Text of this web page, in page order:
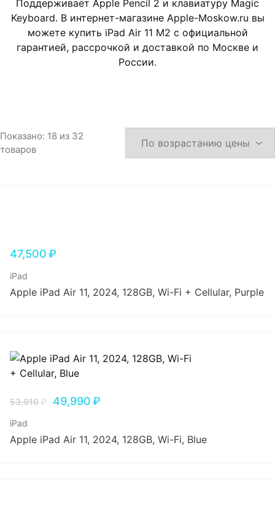
Аксессуары
Dyson
Поддерживает Apple Pencil 2 и клавиатуру Magic
Keyboard. В интернет-магазине Apple-Moskow.ru вы
можете купить iPad Air 11 M2 с официальной
гарантией, рассрочкой и доставкой по Москве и
России.
Показано: 18 из 32
товаров
47,500₽
iPad
Apple iPad Air 11, 2024, 128GB, Wi-Fi + Cellular, Purple
53,910₽ 49,990₽
iPad
Apple iPad Air 11, 2024, 128GB, Wi-Fi, Blue